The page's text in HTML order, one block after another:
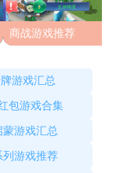
商战游戏推荐
游戏汇总
包游戏合集
蒙游戏汇总
列游戏推荐